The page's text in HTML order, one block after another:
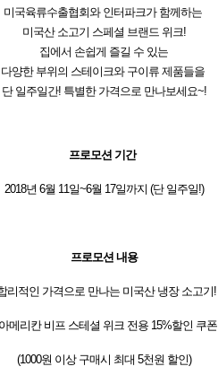
미국육류수출협회와 인터파크가 함께하는
미국산 소고기 스페셜 브랜드 위크!
집에서 손쉽게 즐길 수 있는
다양한 부위의 스테이크와 구이류 제품들을
단 일주일간! 특별한 가격으로 만나보세요~!
프로모션 기간
2018년 6월 11일~6월 17일까지 (단 일주일!)
프로모션 내용
리적인 가격으로 만나는 미국산 냉장 소고기!
메리칸 비프 스테셜 위크 전용 15%할인 쿠폰
(1000원 이상 구매시 최대 5천원 할인)